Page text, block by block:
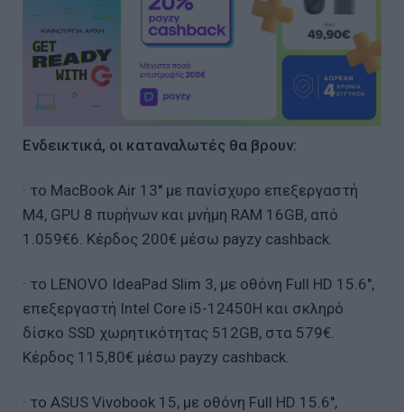
Ενδεικτικά, οι καταναλωτές θα βρουν:
· το MacBook Air 13'' με πανίσχυρο επεξεργαστή
Μ4, GPU 8 πυρήνων και μνήμη RAM 16GB, από
1.059€6. Κέρδος 200€ μέσω payzy cashback.
· το LENOVO IdeaPad Slim 3, με οθόνη Full HD 15.6'',
επεξεργαστή Intel Core i5-12450H και σκληρό
δίσκο SSD χωρητικότητας 512GB, στα 579€.
Κέρδος 115,80€ μέσω payzy cashback.
· το ASUS Vivobook 15, με οθόνη Full HD 15.6'',